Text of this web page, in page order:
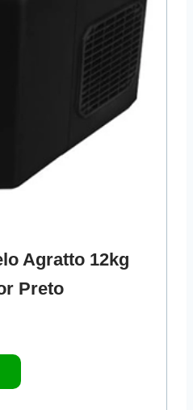
Agratto 12kg
Preto